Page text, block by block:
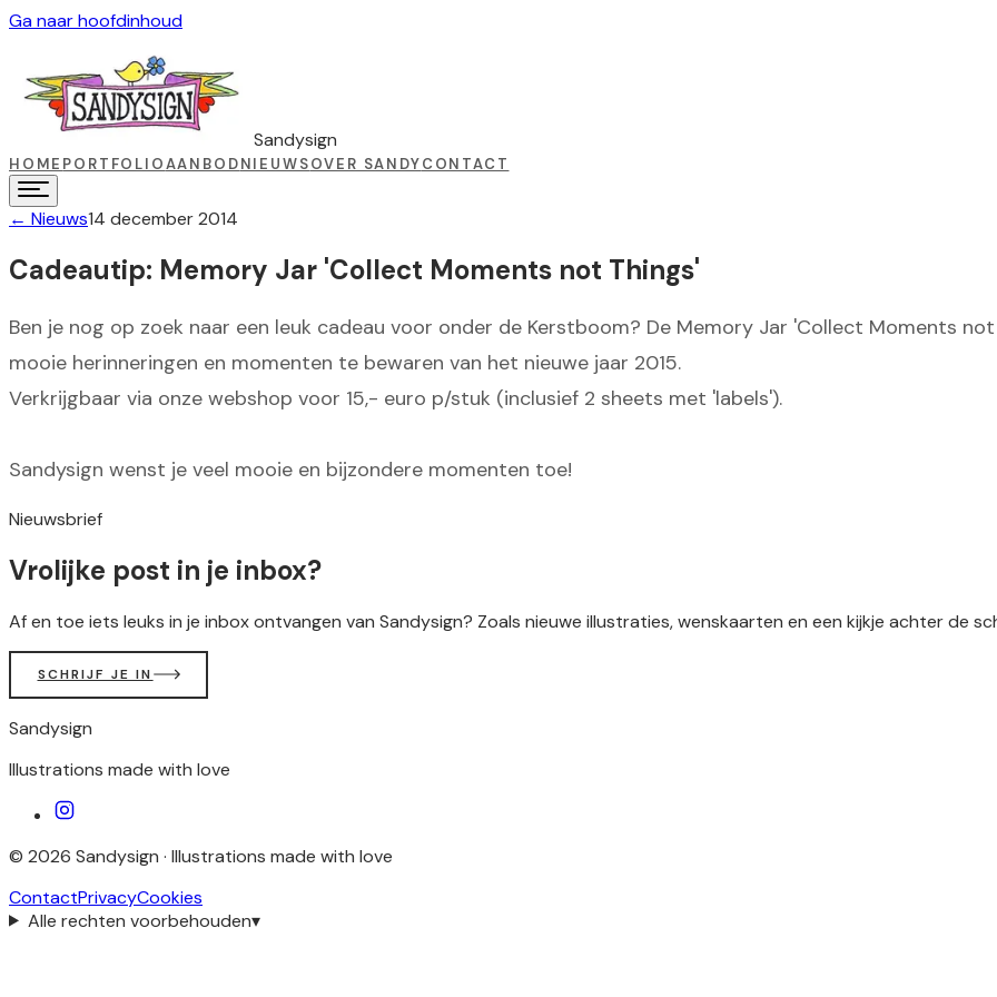
Ga naar hoofdinhoud
Sandysign
HOME PORTFOLIOAANBODNIEUWSOVER SANDYCONTACT
← Nieuws14 december 2014
Cadeautip: Memory Jar 'Collect Moments not Things'
Ben je nog op zoek naar een leuk cadeau voor onder de Kerstboom? De Memory Jar 'Collect Moments
mooie herinneringen en momenten te bewaren van het nieuwe jaar 2015.
Verkrijgbaar via onze webshop voor 15,- euro p/stuk (inclusief 2 sheets met 'labels').
Sandysign wenst je veel mooie en bijzondere momenten toe!
Nieuwsbrief
Vrolijke post in je inbox?
Af en toe iets leuks in je inbox ontvangen van Sandysign? Zoals nieuwe illustraties, wenskaarten en een kijkje achter de
SCHRIJF JE IN
Sandysign
Illustrations made with love
© 2026 Sandysign · Illustrations made with love
ContactPrivacyCookies
Alle rechten voorbehouden▾